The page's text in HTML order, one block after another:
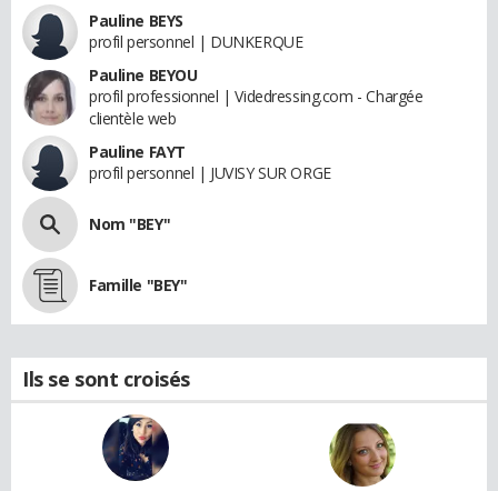
Pauline BEYS
profil personnel | DUNKERQUE
Pauline BEYOU
profil professionnel | Videdressing.com - Chargée
clientèle web
Pauline FAYT
profil personnel | JUVISY SUR ORGE
Nom "BEY"
Famille "BEY"
Ils se sont croisés